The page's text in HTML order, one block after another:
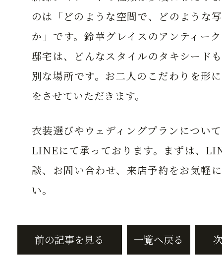
のは「どのような空間で、どのような
か」です。鈴華グレイスのアンティー
邸宅は、どんなスタイルのタキシード
別な場所です。お二人のこだわりを形
をさせていただきます。
衣装選びやウェディングプランについ
LINEにて承っております。まずは、
談、お問い合わせ、来店予約をお気軽
い。
前の記事を見る 一覧へ戻る